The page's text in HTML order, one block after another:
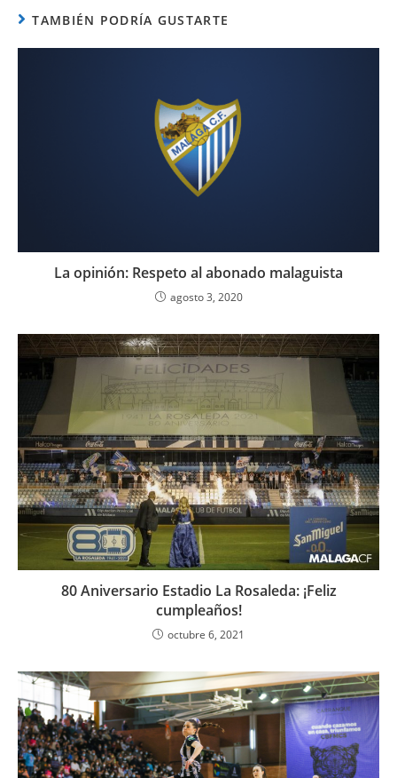
TAMBIÉN PODRÍA GUSTARTE
La opinión: Respeto al abonado malaguista
agosto 3, 2020
80 Aniversario Estadio La Rosaleda: ¡Feliz
cumpleaños!
octubre 6, 2021